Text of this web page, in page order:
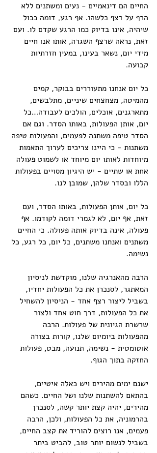
החיים הם דינאמיים - נעים ומשתנים ללא
הרף על רצף כלשהו. אף רגע, דומה ככול
שיהיה, אינו בדיוק כמו הרגע שקדם לו. ועם
זאת, נראה שרצף השגרה, אותו אנו חיים
מידי יום, נשאר בעינו, במעין חזרתיות
קבועה.
כל יום אנחנו מתעוררים בבוקר, קמים
מהמיטה, מצחצחים שיניים, מתלבשים,
מתארגנים, אוכלים, הולכים לעבודה…כל
יום, אותן הפעולות, באותו הסדר. וגם אם
הסדר טיפה משתנה לפעמים, והפעולות טיפה
משתנות - כי היינו צריכים לערוך התאמות
מיוחדות לאותו יום מיוחד או לשמוט פעולה
אחת או שתיים - יש היגיון מסויים בפעולות
הללו ובסדר שלהן, שמובן לנו.
כל יום, אותן הפעולות, באותו הסדר, ועם
זאת, אף יום, לא לגמרי דומה לקודמו. אף
פעולה, אינה בדיוק אותה פעולה. כי החיים
משתנים ואנחנו משתנים, כל יום, כל רגע, כל
נשימה.
הרבה מהאנרגיה שלנו, מוקדשת לניסיון
המאתגר, לסנכרן את כל הפעולות יחדיו,
בשביל ליצור רצף אחד - הניסיון להשחיל
את כל הפעולות, דרך חוט אחד ולצור
שרשרת הגיונית של פעולות. הרבה
מהפעולות ביומיום שלנו, קורות בצורה
אוטומטית - נשימה, תנועה, מבט, פעולות
החזקה בתוך הגוף.
ישנם ימים מהירים ויש כאלה איטיים,
בהתאם להשתנות שלנו ושל החיים. כשהם
מהירים, יהיה קצת יותר קשה, לסנכרן
בהרמוניה, את כל הפעולות, ולכן, הרבה
פעמים, אנו רוצים להוריד את קצב החיים,
בשביל לנשום יותר טוב, להביט ביתר